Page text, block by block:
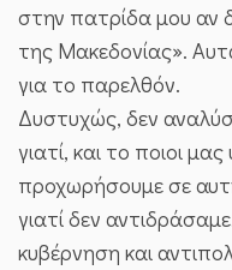
στην πατρίδα μου
της Μακεδονίας».
για το παρελθόν.
Δυστυχώς, δεν
γιατί, και το ποιοι
προχωρήσουμε σε
γιατί δεν
κυβέρνηση και